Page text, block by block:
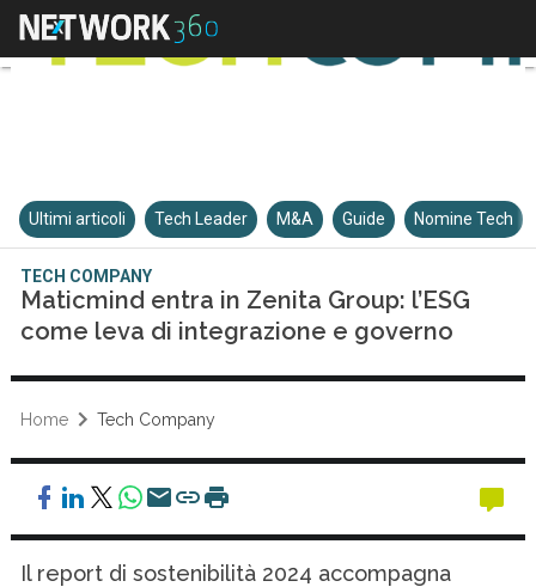
Ultimi articoli Tech Leader M&A Guide Nomine Tech
TECH COMPANY
Maticmind entra in Zenita Group: l’ESG
come leva di integrazione e governo
Home Tech Company
Il report di sostenibilità 2024 accompagna